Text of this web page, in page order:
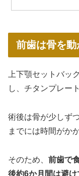
前歯は骨を
上下顎セットバッ
し、チタンプレー
術後は骨が少しず
までには時間がか
そのため、 前歯で
後約6か月間は避け